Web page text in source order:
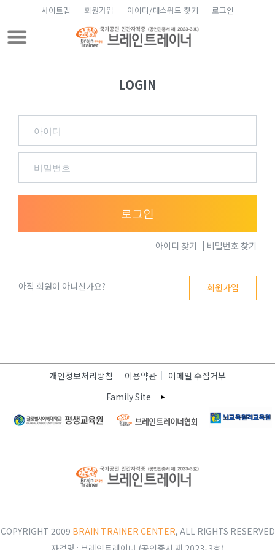
사이트맵 회원가입 아이디/패스워드 찾기 로그인
LOGIN
로그인
아이디 찾기 비밀번호 찾기
아직 회원이 아니신가요? 회원가입
개인정보처리방침 이용약관
이메일 수집거부
Family Site
COPYRIGHT 2009 BRAIN TRAINER CENTER, ALL RIGHTS RESERVED